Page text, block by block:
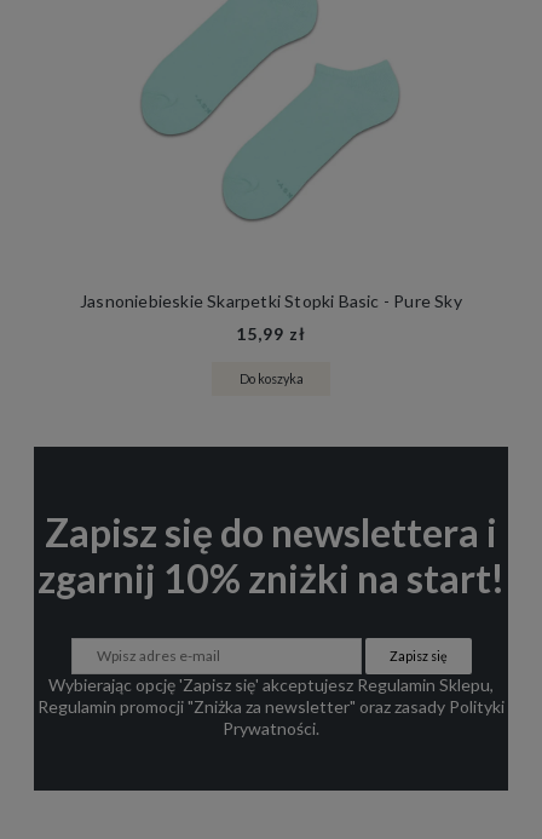
Jasnoniebieskie Skarpetki Stopki Basic - Pure Sky
15,99 zł
Do koszyka
Zapisz się do newslettera i
zgarnij 10% zniżki na start!
Zapisz się
Wybierając opcję 'Zapisz się' akceptujesz Regulamin Sklepu,
Regulamin promocji "Zniżka za newsletter" oraz zasady Polityki
Prywatności.